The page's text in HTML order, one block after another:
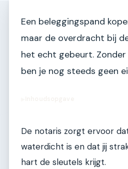
Een beleggingspand
maar de overdracht bij
het echt gebeurt.
ben je nog steeds geen
De notaris zorgt ervoor
waterdicht is en dat jij
hart de sleutels krijgt.